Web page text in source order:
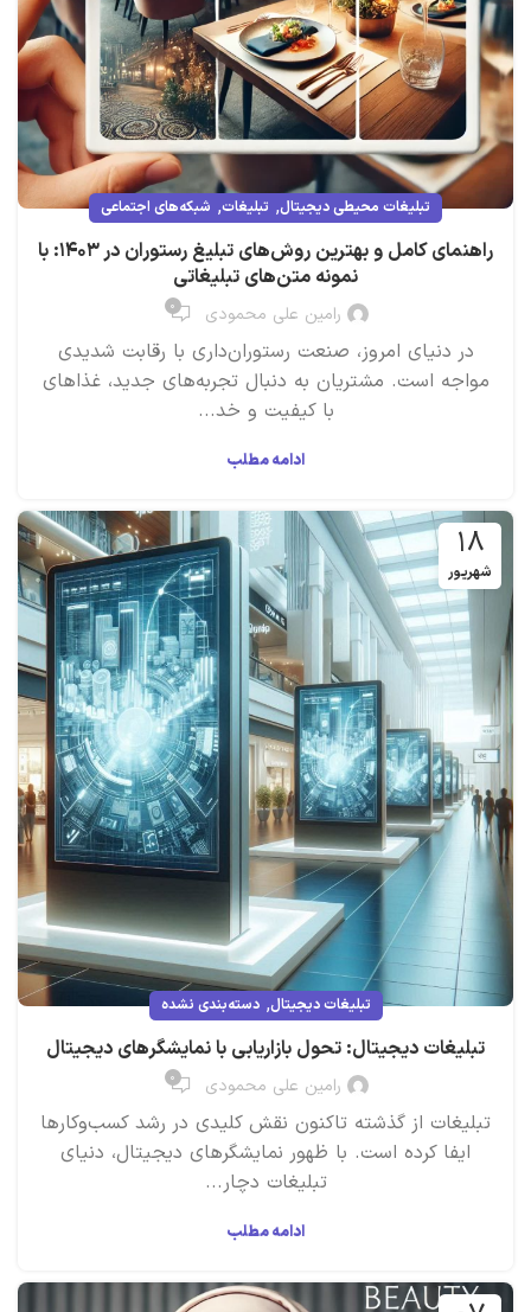
تبلیغات محیطی دیجیتال, تبلیغات, شبکه‌های اجتماعی
راهنمای کامل و بهترین روش‌های تبلیغ رستوران در ۱۴۰۳: با
نمونه متن‌های تبلیغاتی
رامین علی محمودی ۰
در دنیای امروز، صنعت رستوران‌داری با رقابت شدیدی
مواجه است. مشتریان به دنبال تجربه‌های جدید، غذاهای
با کیفیت و خد...
ادامه مطلب
۱۸
شهریور
تبلیغات دیجیتال,دسته‌بندی نشده
تبلیغات دیجیتال: تحول بازاریابی با نمایشگرهای دیجیتال
رامین علی محمودی ۰
تبلیغات از گذشته تاکنون نقش کلیدی در رشد کسب‌وکارها
ایفا کرده است. با ظهور نمایشگرهای دیجیتال، دنیای
تبلیغات دچار...
ادامه مطلب